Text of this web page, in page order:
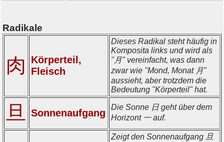
Radikale
肉
Körperteil,
Fleisch
Dieses Radikal steht häufig in
Komposita links und wird als
"月" vereinfacht, was dann
zwar wie "Mond, Monat 月"
aussieht, aber trotzdem die
Bedeutung "Körperteil" hat.
旦 Sonnenaufgang
Die Sonne 日 geht über dem
Horizont 一 auf.
Zeigt den Sonnenaufgang 旦